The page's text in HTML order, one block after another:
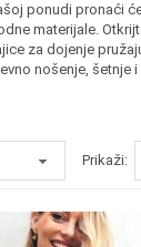
ponudi pronaći
materijale.
za dojenje
nošenje, šetnje i
Prikaži: